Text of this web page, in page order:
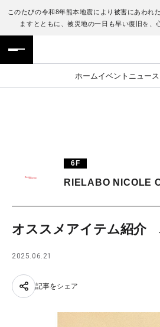
このたびの令和8年熊本地震により被害にあわれ
ますとともに、被災地の一日も早い復旧を、
ホームイベント ニュース
フロアガイド
施設案内・アクセス
TAX FREE
ENGLISH
繁体字
日本語
6F
RIELABO NICOLE
オススメアイテム紹介
2025.06.21
記事をシェア